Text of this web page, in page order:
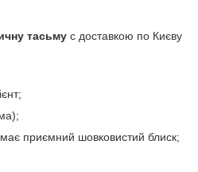
тасьму c доставкою по Києву
;
приємний шовковистий блиск;